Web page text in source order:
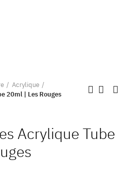
Acrylique
20ml | Les Rouges
Acrylique Tube